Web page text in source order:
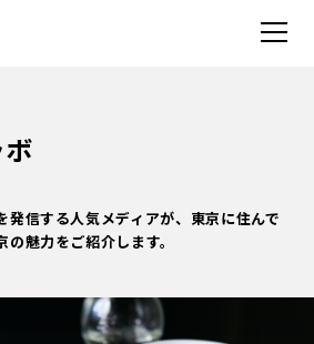
発信する人気メディアが、東京に住んで
魅力をご紹介します。